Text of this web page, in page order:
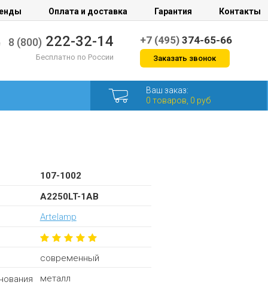
Оплата и доставка Гарантия Контакты
8 (800) 222-32-14
Бесплатно по России
+7 (495)374-65-66
Заказать звонок
Ваш заказ:
0 товаров, 0 руб
107-1002
A2250LT-1AB
Artelamp
современный
металл